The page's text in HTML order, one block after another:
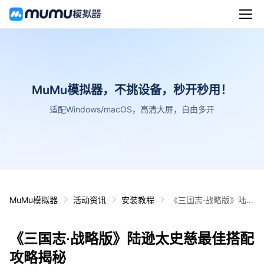
MuMu模拟器，不挑设备，秒开秒用！
适配Windows/macOS，高清大屏，自由多开
MuMu模拟器 活动资讯 安装教程
《三国志·战略版》陆逊
《三国志·战略版》陆逊太史慈最佳搭配
攻略揭秘